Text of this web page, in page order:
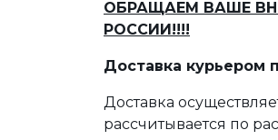
ОБРАЩАЕМ ВАШЕ
РОССИИ!!!!
Доставка курьером
Доставка
рассчитывается по